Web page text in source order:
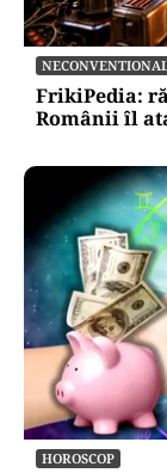
FrikiPedia:
Românii îl
HOROSCOP